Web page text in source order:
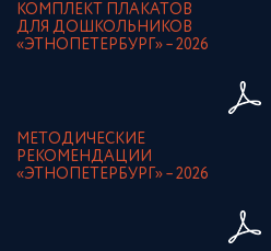
КОМПЛЕКТ ПЛАКАТОВ
ДЛЯ ДОШКОЛЬНИКОВ
«ЭТНОПЕТЕРБУРГ» – 2026
МЕТОДИЧЕСКИЕ
РЕКОМЕНДАЦИИ
«ЭТНОПЕТЕРБУРГ» – 2026